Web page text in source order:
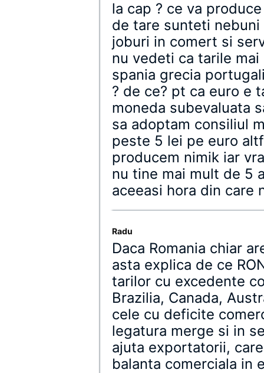
la cap ? ce va
de tare sunteti
joburi in comert si
nu vedeti ca tarile
spania grecia
? de ce? pt ca euro e
moneda subevaluata
sa adoptam consiliul
peste 5 lei pe euro
producem nimik iar
nu tine mai mult de 5
aceeasi hora din care
Radu
Daca Romania chiar
asta explica de ce
tarilor cu excedente
Brazilia, Canada,
cele cu deficite
legatura merge si in
ajuta exportatorii,
balanta comerciala in